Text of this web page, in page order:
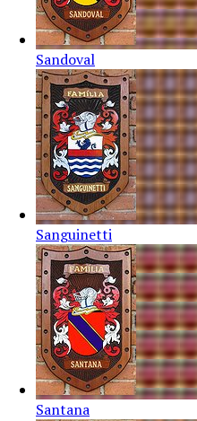
Sandoval
Sanguinetti
Santana